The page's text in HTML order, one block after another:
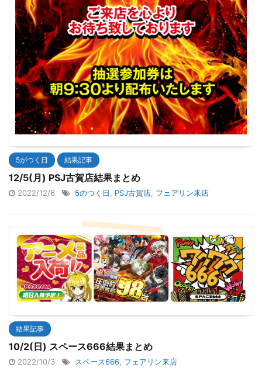
5がつく日 結果記事
12/5(月) PSJ古賀店結果まとめ
2022/12/6 5のつく日 PSJ古賀店 フェアリン来店
結果記事
10/2(日) スペース666結果まとめ
2022/10/3 スペース666, フェアリン来店